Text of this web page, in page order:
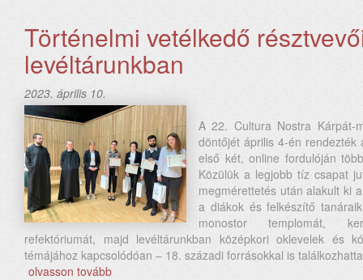
Történelmi vetélkedő
levéltárunkban
2023. április 10.
A 22. Cultura Nostra Kárpát-
döntőjét április 4-én rendezték
első két, online fordulóján
Közülük a legjobb tíz csapat
megmérettetés után alakult ki
a diákok és felkészítő
monostor templomát,
refektóriumát, majd levéltárunkban középkori oklevelek és
témájához kapcsolódóan – 18. századi forrásokkal is
olvasson tovább